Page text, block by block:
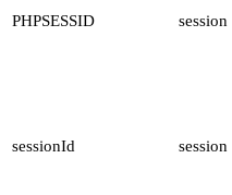
PHPSESSID session
sessionId session